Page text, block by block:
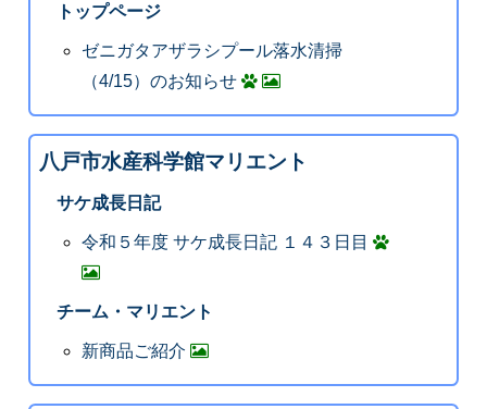
トップページ
ゼニガタアザラシプール落水清掃
（4/15）のお知らせ
八戸市水産科学館マリエント
サケ成長日記
令和５年度 サケ成長日記 １４３日目
チーム・マリエント
新商品ご紹介